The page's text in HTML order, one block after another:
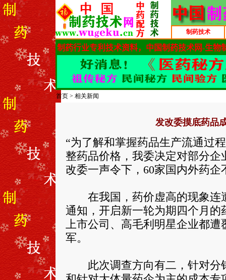
制药技术
首页 > 相关新闻
发改委摸底药品
“为了解和掌握药品生产流通过
整药品价格，我委决定对部分
改委一声令下，60家国内外药
在我国，药价虚高的现象连
通知，开启新一轮为期四个月
上市公司、高毛利明星企业都
军。
此次调查方向有二，针对分